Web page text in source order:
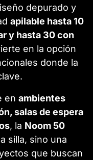
depurado y
apilable hasta 10
y hasta 30 con
en la opción
donde la
en ambientes
salas de espera
, la Noom 50
silla, sino una
que buscan